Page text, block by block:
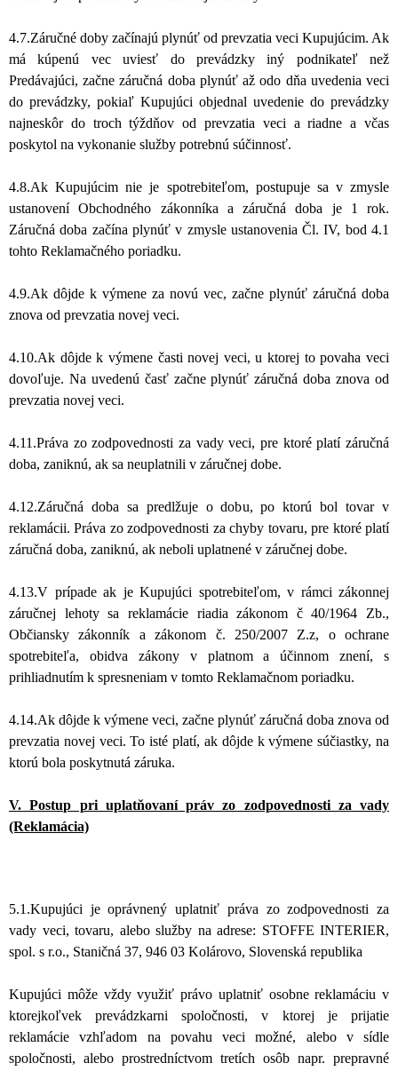
4.7.Záručné doby začínajú plynúť od prevzatia veci Kupujúcim. Ak
má kúpenú vec uviesť do prevádzky iný podnikateľ než
Predávajúci, začne záručná doba plynúť až odo dňa uvedenia veci
do prevádzky, pokiaľ Kupujúci objednal uvedenie do prevádzky
najneskôr do troch týždňov od prevzatia veci a riadne a včas
poskytol na vykonanie služby potrebnú súčinnosť.
4.8.Ak Kupujúcim nie je spotrebiteľom, postupuje sa v zmysle
ustanovení Obchodného zákonníka a záručná doba je 1 rok.
Záručná doba začína plynúť v zmysle ustanovenia Čl. IV, bod 4.1
tohto Reklamačného poriadku.
4.9.Ak dôjde k výmene za novú vec, začne plynúť záručná doba
znova od prevzatia novej veci.
4.10.Ak dôjde k výmene časti novej veci, u ktorej to povaha veci
dovoľuje. Na uvedenú časť začne plynúť záručná doba znova od
prevzatia novej veci.
4.11.Práva zo zodpovednosti za vady veci, pre ktoré platí záručná
doba, zaniknú, ak sa neuplatnili v záručnej dobe.
4.12.Záručná doba sa predlžuje o dobu, po ktorú bol tovar v
reklamácii. Práva zo zodpovednosti za chyby tovaru, pre ktoré platí
záručná doba, zaniknú, ak neboli uplatnené v záručnej dobe.
4.13.V prípade ak je Kupujúci spotrebiteľom, v rámci zákonnej
záručnej lehoty sa reklamácie riadia zákonom č 40/1964 Zb.,
Občiansky zákonník a zákonom č. 250/2007 Z.z, o ochrane
spotrebiteľa, obidva zákony v platnom a účinnom znení, s
prihliadnutím k spresneniam v tomto Reklamačnom poriadku.
4.14.Ak dôjde k výmene veci, začne plynúť záručná doba znova od
prevzatia novej veci. To isté platí, ak dôjde k výmene súčiastky, na
ktorú bola poskytnutá záruka.
V. Postup pri uplatňovaní práv zo zodpovednosti za vady
(Reklamácia)
5.1.Kupujúci je oprávnený uplatniť práva zo zodpovednosti za
vady veci, tovaru, alebo služby na adrese: STOFFE INTERIER,
spol. s r.o., Staničná 37, 946 03 Kolárovo, Slovenská republika
Kupujúci môže vždy využiť právo uplatniť osobne reklamáciu v
ktorejkoľvek prevádzkarni spoločnosti, v ktorej je prijatie
reklamácie vzhľadom na povahu veci možné, alebo v sídle
spoločnosti, alebo prostredníctvom tretích osôb napr. prepravné